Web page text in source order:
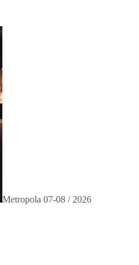
Metropola 07-08 / 2026